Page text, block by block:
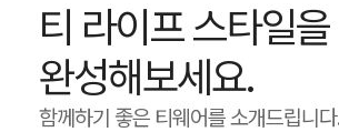
티 라이프 스타일을
완성해보세요.
함께하기 좋은 티웨어를 소개드립니다.